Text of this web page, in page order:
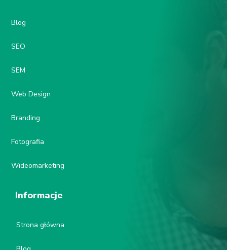
Blog
SEO
SEM
Web Design
Branding
Fotografia
Wideomarketing
Informacje
Strona główna